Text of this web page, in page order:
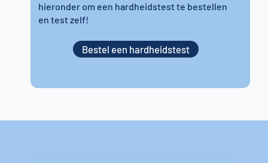
hieronder om een hardheidstest te bestellen
en test zelf!
Bestel een hardheidstest